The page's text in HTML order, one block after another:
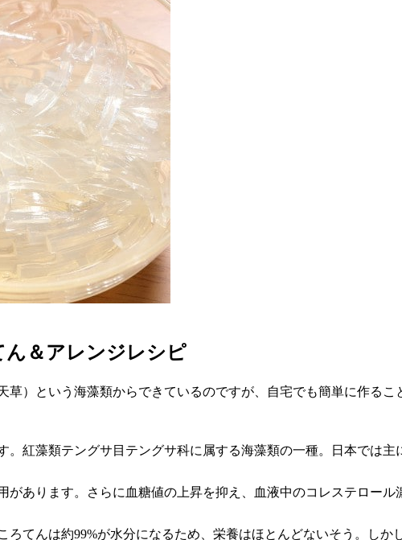
＆アレンジレシピ
）という海藻類からできているのですが、自宅でも簡単に作る
。紅藻類テングサ目テングサ科に属する海藻類の一種。日本では
があります。さらに血糖値の上昇を抑え、血液中のコレステロー
てんは約99%が水分になるため、栄養はほとんどないそう。し